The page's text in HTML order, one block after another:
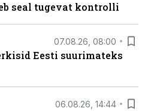
seal tugevat kontrolli
07.08.26, 08:00
Eesti suurimateks
06.08.26, 14:44